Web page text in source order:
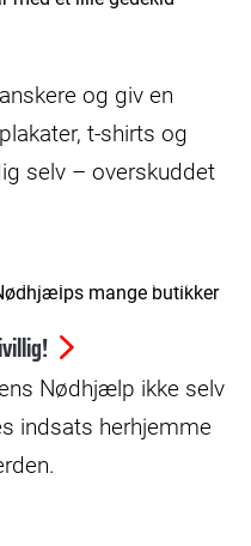
og giv en
t-shirts og
selv – overskuddet
Skårhøj Andersen
Nødhjælp ikke selv
indsats herhjemme